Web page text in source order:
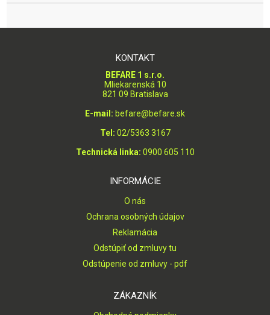
KONTAKT
BEFARE 1 s.r.o.
Mliekarenská 10
821 09 Bratislava
E-mail: befare@befare.sk
Tel: 02/5363 3167
Technická linka: 0900 605 110
INFORMÁCIE
O nás
Ochrana osobných údajov
Reklamácia
Odstúpiť od zmluvy tu
Odstúpenie od zmluvy - pdf
ZÁKAZNÍK